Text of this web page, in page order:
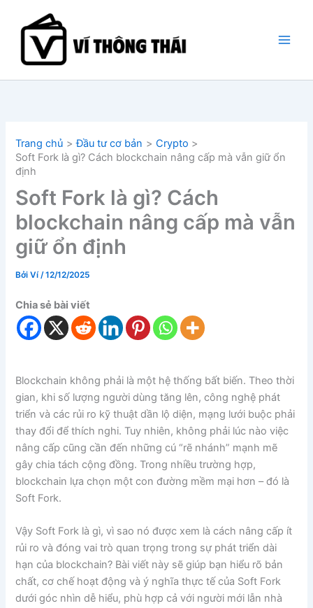
dung
Trang chủ Đầu tư cơ bản
Crypto
Soft Fork là gì? Cách blockchain nâng cấp mà vẫn giữ ổn
định
Soft Fork là gì? Cách
blockchain nâng cấp mà vẫn
giữ ổn định
BởiVí/12/12/2025
Chia sẻ bài viết
Blockchain không phải là một hệ thống bất biến. Theo thời
gian, khi số lượng người dùng tăng lên, công nghệ phát
triển và các rủi ro kỹ thuật dần lộ diện, mạng lưới buộc phải
thay đổi để thích nghi. Tuy nhiên, không phải lúc nào việc
nâng cấp cũng cần đến những cú “rẽ nhánh” mạnh mẽ
gây chia tách cộng đồng. Trong nhiều trường hợp,
blockchain lựa chọn một con đường mềm mại hơn – đó là
Soft Fork.
Vậy Soft Fork là gì, vì sao nó được xem là cách nâng cấp ít
rủi ro và đóng vai trò quan trọng trong sự phát triển dài
hạn của blockchain? Bài viết này sẽ giúp bạn hiểu rõ bản
chất, cơ chế hoạt động và ý nghĩa thực tế của Soft Fork
dưới góc nhìn dễ hiểu, phù hợp cả với người mới lẫn nhà